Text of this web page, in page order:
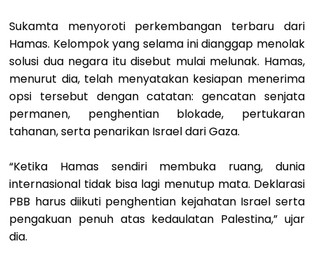
Sukamta menyoroti perkembangan terbaru dari
Hamas. Kelompok yang selama ini dianggap menolak
solusi dua negara itu disebut mulai melunak. Hamas,
menurut dia, telah menyatakan kesiapan menerima
opsi tersebut dengan catatan: gencatan senjata
permanen, penghentian blokade, pertukaran
tahanan, serta penarikan Israel dari Gaza.
“Ketika Hamas sendiri membuka ruang, dunia
internasional tidak bisa lagi menutup mata. Deklarasi
PBB harus diikuti penghentian kejahatan Israel serta
pengakuan penuh atas kedaulatan Palestina,” ujar
dia.